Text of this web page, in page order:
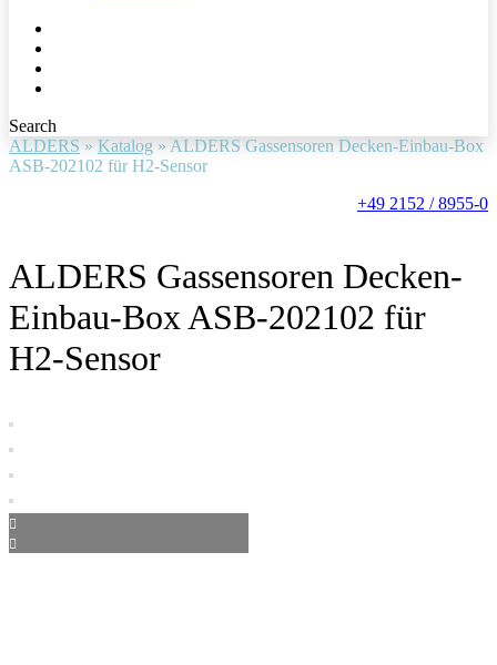
Search
ALDERS » Katalog » ALDERS Gassensoren Decken-Einbau-Box
ASB-202102 für H2-Sensor
+49 2152 / 8955-0
ALDERS Gassensoren Decken-
Einbau-Box ASB-202102 für
H2-Sensor